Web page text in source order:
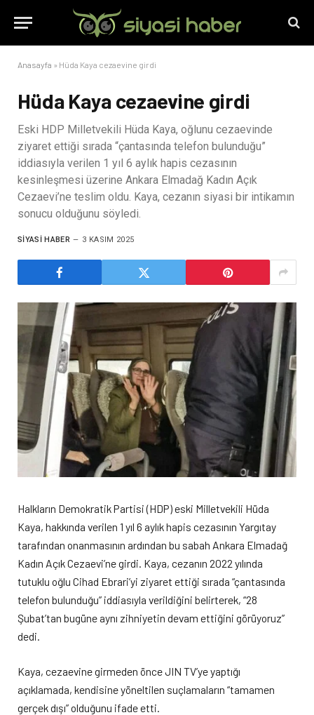
Anasayfa » Hüda Kaya cezaevine girdi
Hüda Kaya cezaevine girdi
Eski HDP Milletvekili Hüda Kaya, oğlunu cezaevinde
ziyaret ettiği sırada “çantasında telefon bulunduğu”
iddiasıyla verilen 1 yıl 6 aylık hapis cezasının
kesinleşmesi üzerine Ankara Elmadağ Kadın Açık
Cezaevi’ne teslim oldu. Kaya, cezanın siyasi bir intikamın
sonucu olduğunu söyledi.
SIYASI HABER 3 KASIM 2025
Halkların Demokratik Partisi (HDP) eski Milletvekili Hüda
Kaya, hakkında verilen 1 yıl 6 aylık hapis cezasının Yargıtay
tarafından onanmasının ardından bu sabah Ankara Elmadağ
Kadın Açık Cezaevi’ne girdi. Kaya, cezanın 2022 yılında
tutuklu oğlu Cihad Ebrari’yi ziyaret ettiği sırada “çantasında
telefon bulunduğu” iddiasıyla verildiğini belirterek, “28
Şubat’tan bugüne aynı zihniyetin devam ettiğini görüyoruz”
dedi.
Kaya, cezaevine girmeden önce JIN TV’ye yaptığı
açıklamada, kendisine yöneltilen suçlamaların “tamamen
gerçek dışı” olduğunu ifade etti.